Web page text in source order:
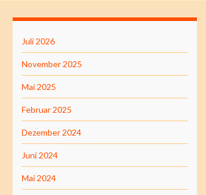
Juli 2026
November 2025
Mai 2025
Februar 2025
Dezember 2024
Juni 2024
Mai 2024